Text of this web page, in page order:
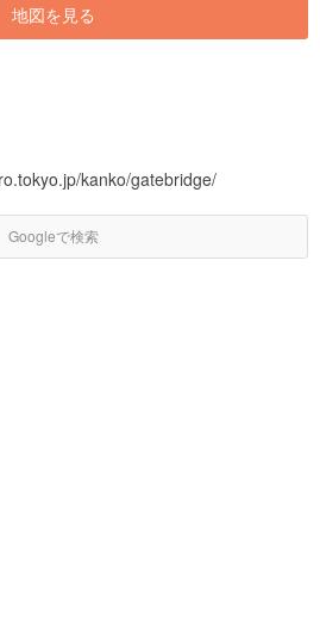
地図を見る
kanko/gatebridge/
Googleで検索